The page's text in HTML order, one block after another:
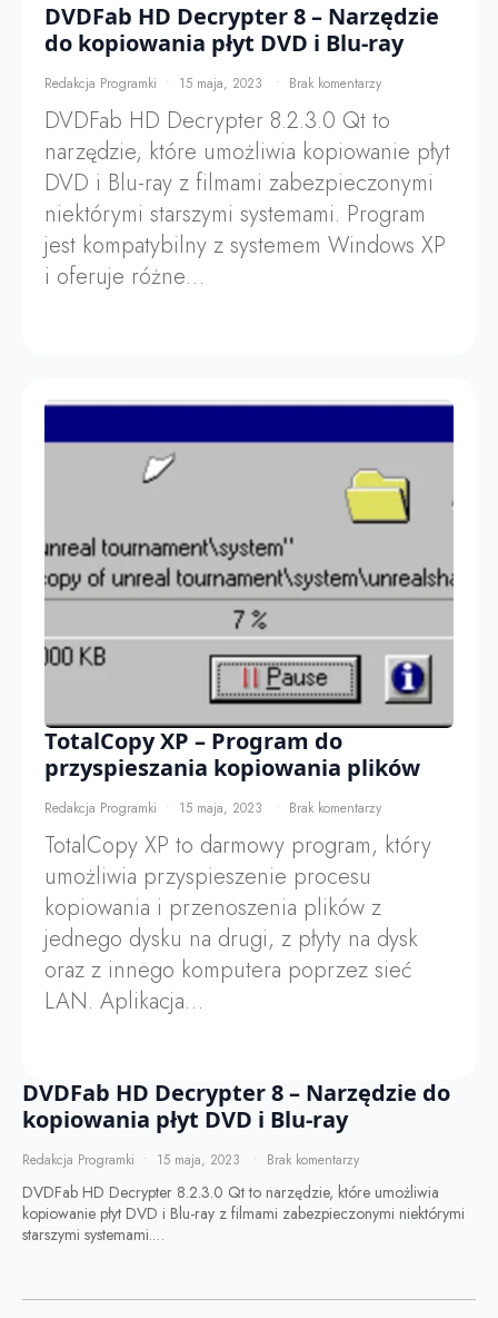
DVDFab HD Decrypter 8 – Narzędzie
do kopiowania płyt DVD i Blu-ray
Redakcja Programki 15 maja, 2023 Brak komentarzy
DVDFab HD Decrypter 8.2.3.0 Qt to
narzędzie, które umożliwia kopiowanie płyt
DVD i Blu-ray z filmami zabezpieczonymi
niektórymi starszymi systemami. Program
jest kompatybilny z systemem Windows XP
i oferuje różne…
TotalCopy XP – Program do
przyspieszania kopiowania plików
Redakcja Programki 15 maja, 2023 Brak komentarzy
TotalCopy XP to darmowy program, który
umożliwia przyspieszenie procesu
kopiowania i przenoszenia plików z
jednego dysku na drugi, z płyty na dysk
oraz z innego komputera poprzez sieć
LAN. Aplikacja…
DVDFab HD Decrypter 8 – Narzędzie do
kopiowania płyt DVD i Blu-ray
Redakcja Programki 15 maja, 2023 Brak komentarzy
DVDFab HD Decrypter 8.2.3.0 Qt to narzędzie, które umożliwia
kopiowanie płyt DVD i Blu-ray z filmami zabezpieczonymi niektórymi
starszymi systemami.…